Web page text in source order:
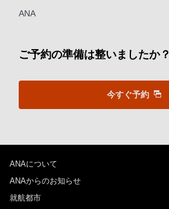
ANA
ご予約の準備は整いましたか？
今すぐ予約
ANAについて
ANAからのお知らせ
就航都市